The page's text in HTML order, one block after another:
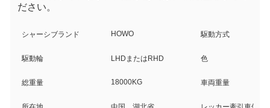
ださい。
シャーシブランド HOWO 駆動方式
駆動輪 LHDまたはRHD 色
総重量 18000KG 車両重量